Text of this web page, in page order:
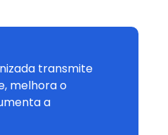
transmite
melhora o
a